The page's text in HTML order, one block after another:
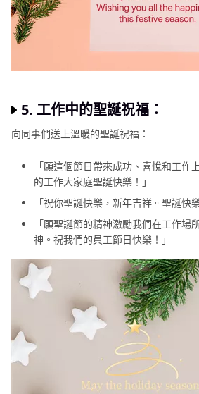
5. 工作中的聖誕祝福：
向同事們送上溫暖的聖誕祝福：
「願這個節日帶來成功、喜悅和工作
的工作大家庭聖誕快樂！」
「祝你聖誕快樂，新年吉祥。聖誕快
「願聖誕節的精神激勵我們在工作場
神。祝我們的員工節日快樂！」